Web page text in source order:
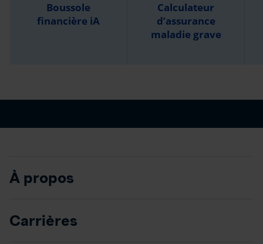
Boussole
financière iA
Calculateur
d’assurance
maladie grave
À propos
Carrières